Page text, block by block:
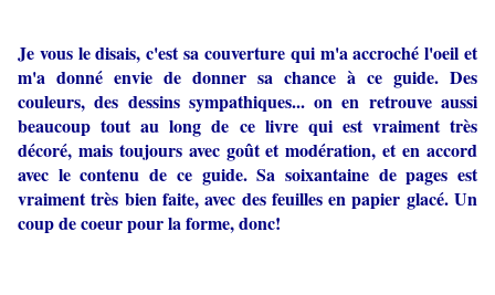
Je vous le disais, c'est sa couverture qui m'a accroché l'oeil et
m'a donné envie de donner sa chance à ce guide. Des
couleurs, des dessins sympathiques... on en retrouve aussi
beaucoup tout au long de ce livre qui est vraiment très
décoré, mais toujours avec goût et modération, et en accord
avec le contenu de ce guide. Sa soixantaine de pages est
vraiment très bien faite, avec des feuilles en papier glacé. Un
coup de coeur pour la forme, donc!